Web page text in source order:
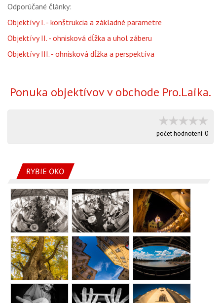
Odporúčané články:
Objektívy I. - konštrukcia a základné parametre
Objektívy II. - ohnisková dĺžka a uhol záberu
Objektívy III. - ohnisková dĺžka a perspektíva
Ponuka objektívov v obchode Pro.Laika.
počet hodnotení:0
RYBIE OKO